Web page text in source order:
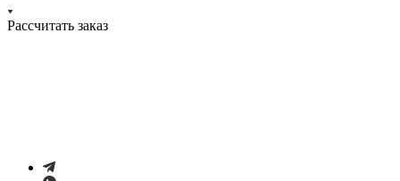
Рассчитать заказ